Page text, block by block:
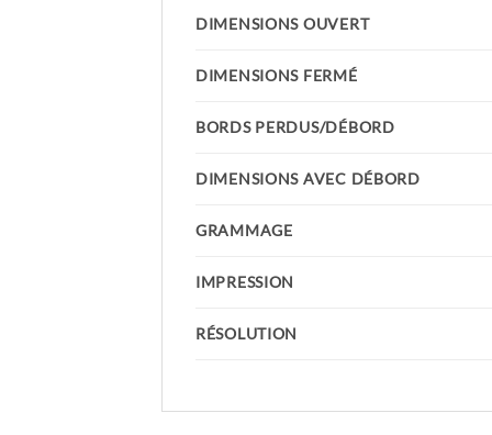
DIMENSIONS OUVERT
DIMENSIONS FERMÉ
BORDS PERDUS/DÉBORD
DIMENSIONS AVEC DÉBORD
GRAMMAGE
IMPRESSION
RÉSOLUTION